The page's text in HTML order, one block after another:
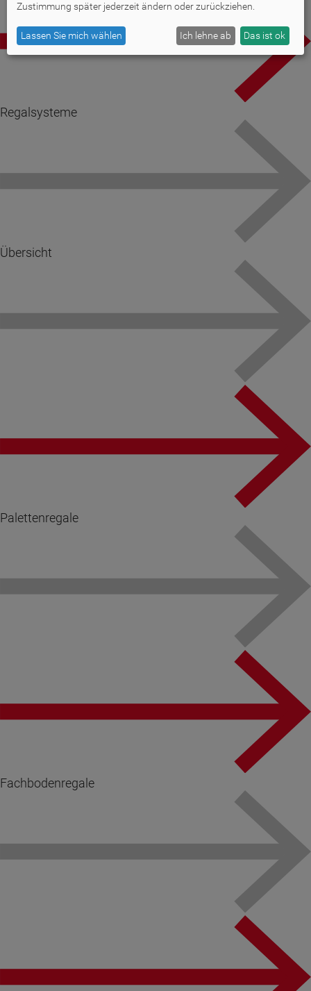
Regalsysteme
Übersicht
Palettenregale
Fachbodenregale
Zustimmung später jederzeit ändern oder zurückziehen.
Lassen Sie mich wählen Ich lehne ab Das ist ok